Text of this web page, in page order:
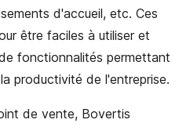
d'accueil, etc. Ces
être faciles à utiliser et
fonctionnalités permettant
productivité de l'entreprise.
de vente, Bovertis